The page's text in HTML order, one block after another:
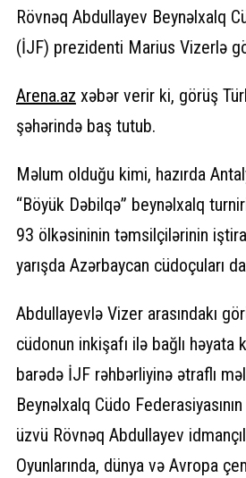
Rövnəq Abdullayev Beynəlxalq
(İJF) prezidenti Marius Vizerlə
Arena.az xəbər verir ki, görüş
şəhərində baş tutub.
Məlum olduğu kimi, hazırda
“Böyük Dəbilqə” beynəlxalq
93 ölkəsininin təmsilçilərinin
yarışda Azərbaycan cüdoçuları
Abdullayevlə Vizer arasındakı
cüdonun inkişafı ilə bağlı
barədə İJF rəhbərliyinə ətraflı
Beynəlxalq Cüdo
üzvü Rövnəq Abdullayev
Oyunlarında, dünya və Avropa